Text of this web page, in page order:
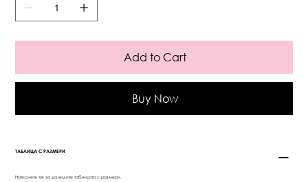
Add to Cart
Buy Now
ТАБЛИЦА С РАЗМЕРИ
Натиснететук за да видите таблицата с размери.